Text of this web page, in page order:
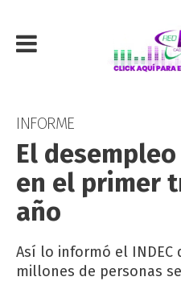
INFORME
El
en el primer
año
Así lo informó el INDEC
millones de personas